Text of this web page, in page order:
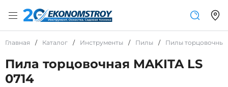
Главная / Каталог / Инструменты / Пилы / Пилы торцовочные
Пила торцовочная MAKITA LS
0714